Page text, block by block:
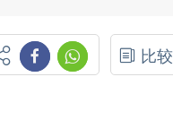
比较